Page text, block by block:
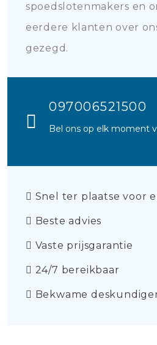
spoedslotenmakers en
eerdere klanten over
gezegd.
097006521500
Bel ons op elk moment
Snel ter plaatse voor
Beste advies
Vaste prijsgarantie
24/7 bereikbaar
Bekwame